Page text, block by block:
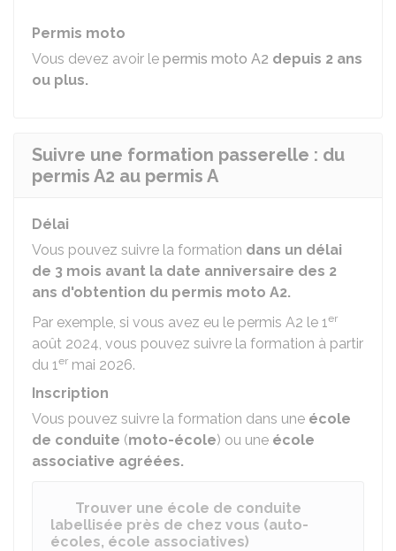
Permis moto
Vous devez avoir le permis moto A2 depuis 2 ans
ou plus.
Suivre une formation passerelle : du
permis A2 au permis A
Délai
Vous pouvez suivre la formation dans un délai
de 3 mois avant la date anniversaire des 2
ans d'obtention du permis moto A2.
Par exemple, si vous avez eu le permis A2 le 1er
août 2024, vous pouvez suivre la formation à partir
du 1er mai 2026.
Inscription
Vous pouvez suivre la formation dans une école
de conduite (moto-école) ou une école
associative agréées.
Trouver une école de conduite
labellisée près de chez vous (auto-
écoles, école associatives)